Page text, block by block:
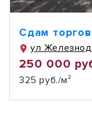
Сдам
ул
250 000
325 руб./м²